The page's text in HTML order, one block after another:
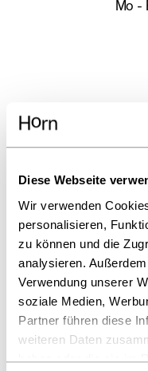
Diese Webseite
Wir verwenden
personalisieren,
zu können und die
analysieren.
Verwendung unserer
soziale Medien,
Partner führen diese
weiteren Daten
haben oder die sie im
Mo -